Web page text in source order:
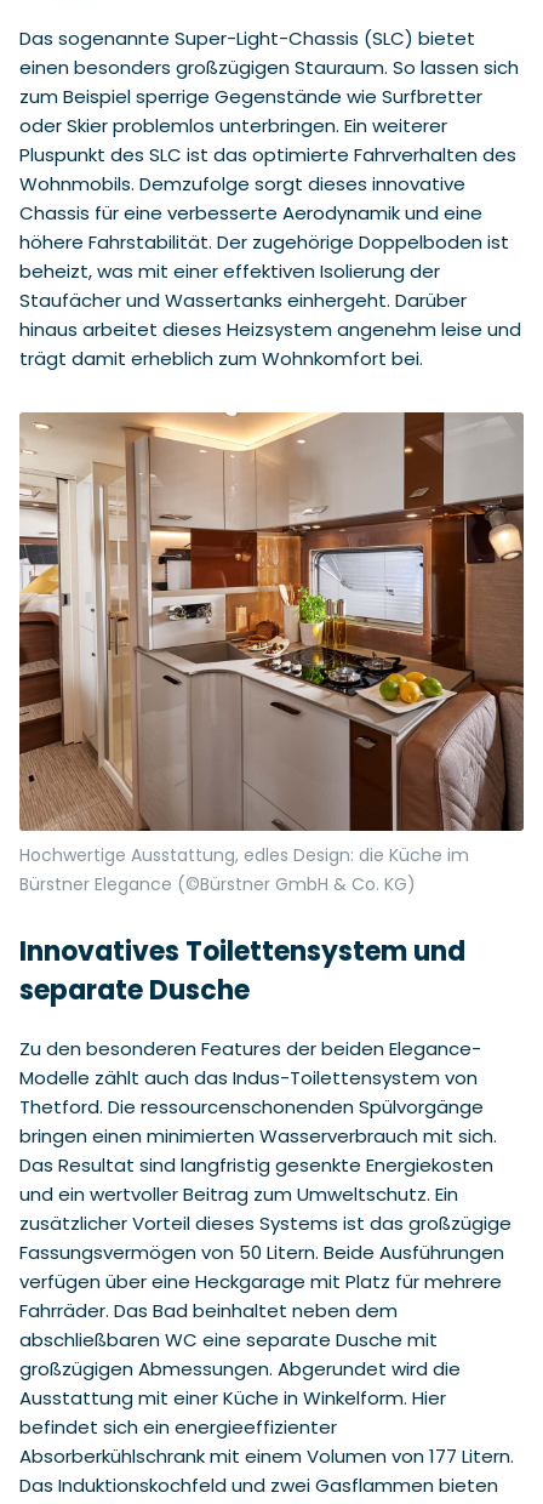
Das sogenannte Super-Light-Chassis (SLC) bietet
einen besonders großzügigen Stauraum. So lassen sich
zum Beispiel sperrige Gegenstände wie Surfbretter
oder Skier problemlos unterbringen. Ein weiterer
Pluspunkt des SLC ist das optimierte Fahrverhalten des
Wohnmobils. Demzufolge sorgt dieses innovative
Chassis für eine verbesserte Aerodynamik und eine
höhere Fahrstabilität. Der zugehörige Doppelboden ist
beheizt, was mit einer effektiven Isolierung der
Staufächer und Wassertanks einhergeht. Darüber
hinaus arbeitet dieses Heizsystem angenehm leise und
trägt damit erheblich zum Wohnkomfort bei.
Hochwertige Ausstattung, edles Design: die Küche im
Bürstner Elegance (©Bürstner GmbH & Co. KG)
Innovatives Toilettensystem und
separate Dusche
Zu den besonderen Features der beiden Elegance-
Modelle zählt auch das Indus-Toilettensystem von
Thetford. Die ressourcenschonenden Spülvorgänge
bringen einen minimierten Wasserverbrauch mit sich.
Das Resultat sind langfristig gesenkte Energiekosten
und ein wertvoller Beitrag zum Umweltschutz. Ein
zusätzlicher Vorteil dieses Systems ist das großzügige
Fassungsvermögen von 50 Litern. Beide Ausführungen
verfügen über eine Heckgarage mit Platz für mehrere
Fahrräder. Das Bad beinhaltet neben dem
abschließbaren WC eine separate Dusche mit
großzügigen Abmessungen. Abgerundet wird die
Ausstattung mit einer Küche in Winkelform. Hier
befindet sich ein energieeffizienter
Absorberkühlschrank mit einem Volumen von 177 Litern.
Das Induktionskochfeld und zwei Gasflammen bieten